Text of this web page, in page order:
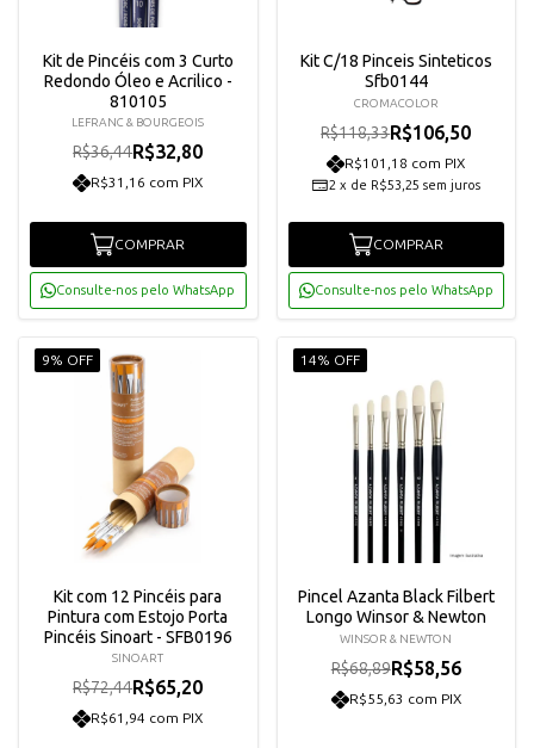
Kit de Pincéis com 3 Curto
Redondo Óleo e Acrilico -
810105
LEFRANC & BOURGEOIS
R$36,44R$32,80
R$31,16 com PIX
COMPRAR
Consulte-nos pelo WhatsApp
Kit C/18 Pinceis Sinteticos
Sfb0144
CROMACOLOR
R$118,33R$106,50
R$101,18 com PIX
2 x de R$53,25 sem juros
COMPRAR
Consulte-nos pelo WhatsApp
9% OFF
Kit com 12 Pincéis para
Pintura com Estojo Porta
Pincéis Sinoart - SFB0196
SINOART
R$72,44R$65,20
R$61,94 com PIX
14% OFF
Pincel Azanta Black Filbert
Longo Winsor & Newton
WINSOR & NEWTON
R$68,89R$58,56
R$55,63 com PIX